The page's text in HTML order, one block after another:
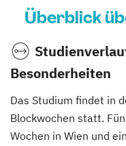
Überblick
Besonderheiten
Das Studium findet in
Blockwochen statt.
Wochen in Wien und